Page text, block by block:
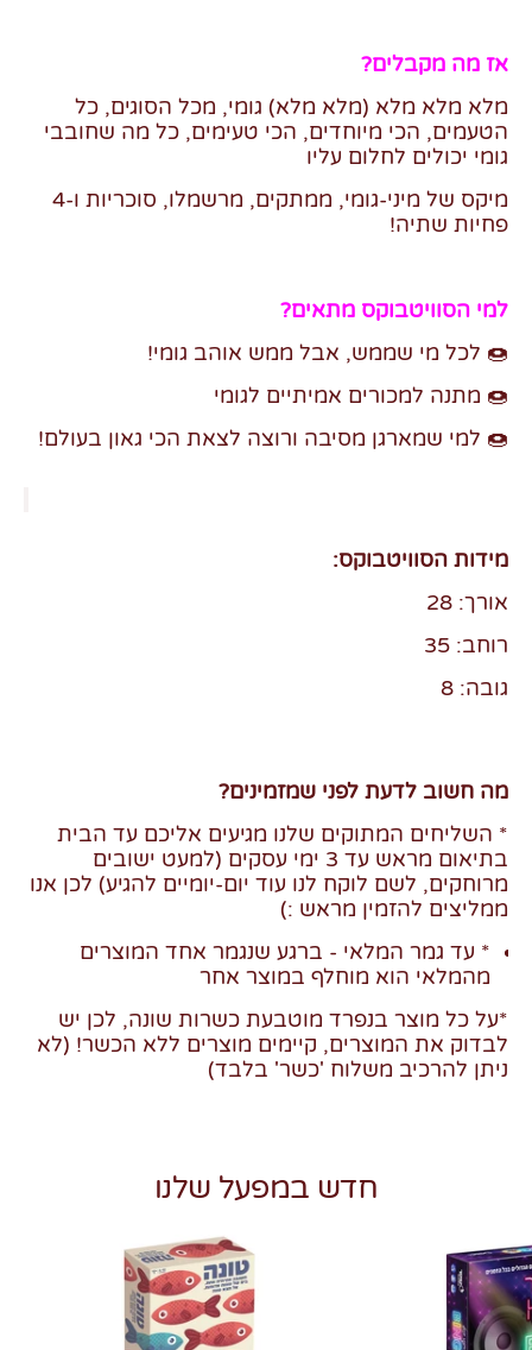
אז מה מקבלים?
מלא מלא מלא (מלא מלא) גומי, מכל הסוגים, כל
הטעמים, הכי מיוחדים, הכי טעימים, כל מה שחובבי
גומי יכולים לחלום עליו
מיקס של מיני-גומי, ממתקים, מרשמלו, סוכריות ו-4
פחיות שתיה!
למי הסוויטבוקס מתאים?
🍩 לכל מי שממש, אבל ממש אוהב גומי!
🍩 מתנה למכורים אמיתיים לגומי
🍩 למי שמארגן מסיבה ורוצה לצאת הכי גאון בעולם!
מידות הסוויטבוקס:
אורך: 28
רוחב: 35
גובה: 8
מה חשוב לדעת לפני שמזמינים?
* השליחים המתוקים שלנו מגיעים אליכם עד הבית
בתיאום מראש עד 3 ימי עסקים (למעט ישובים
מרוחקים, לשם לוקח לנו עוד יום-יומיים להגיע) לכן אנו
ממליצים להזמין מראש :)
* עד גמר המלאי - ברגע שנגמר אחד המוצרים
מהמלאי הוא מוחלף במוצר אחר
*על כל מוצר בנפרד מוטבעת כשרות שונה, לכן יש
לבדוק את המוצרים, קיימים מוצרים ללא הכשר! (לא
ניתן להרכיב משלוח 'כשר' בלבד)
חדש במפעל שלנו